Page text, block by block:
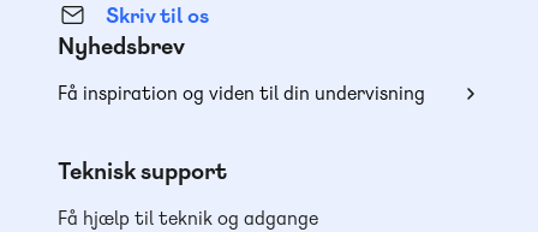
Skriv til os
Nyhedsbrev
Få inspiration og viden til din undervisning
Teknisk support
Få hjælp til teknik og adgange